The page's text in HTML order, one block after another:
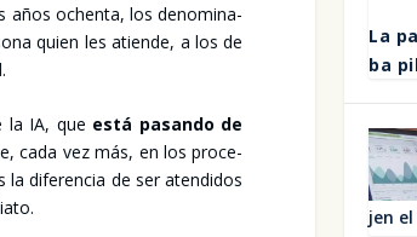
años ochen­ta, los deno­mi­na­
quien les atien­de, a los de
la IA, que está pasan­do de
cada vez más, en los pro­ce­
dife­ren­cia de ser aten­di­dos
La
ba
jen